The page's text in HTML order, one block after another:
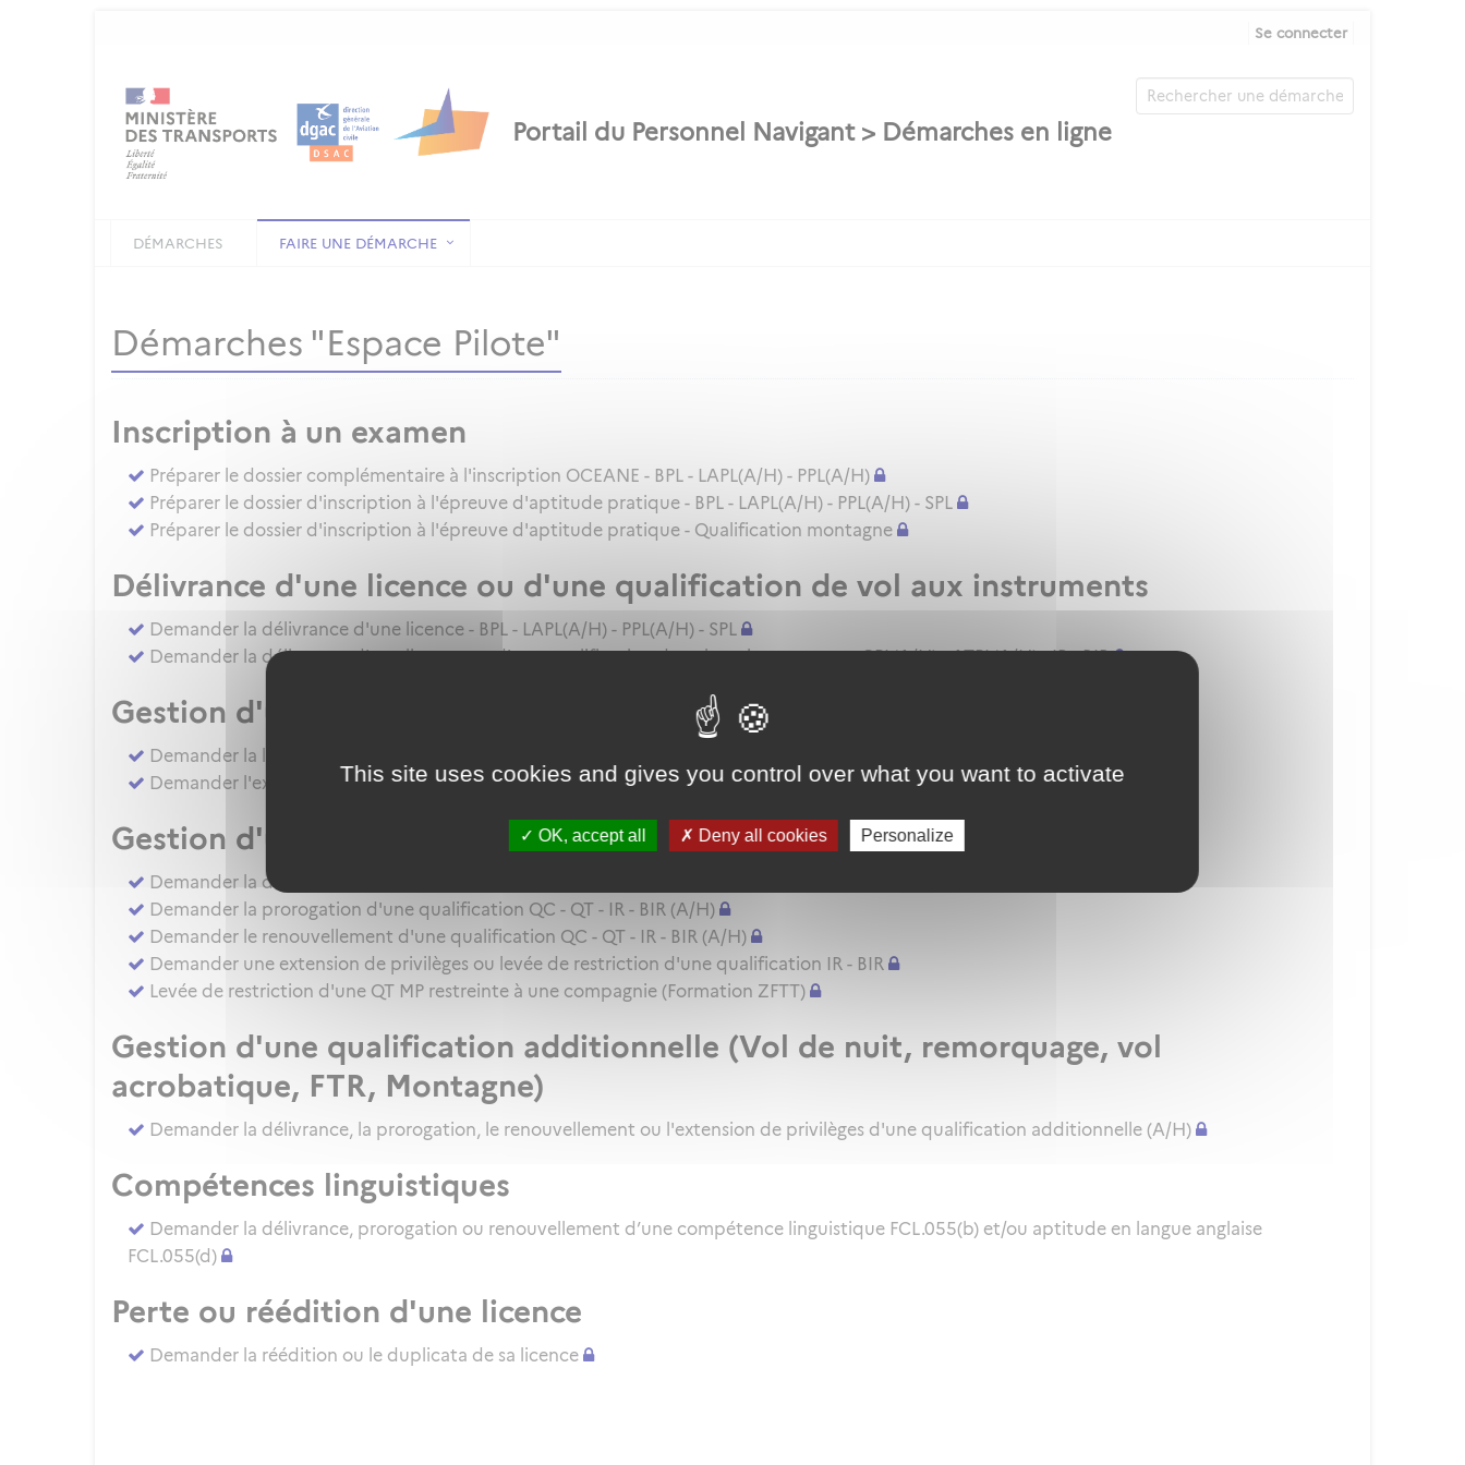
This site uses cookies and gives you control over what you want to activate
OK, accept all Deny all cookies Personalize
Se connecter
DÉMARCHES FAIRE UNE DÉMARCHE
Démarches "Espace Pilote"
Inscription à un examen
Préparer le dossier complémentaire à l'inscription OCEANE - BPL - LAPL(A/H) - PPL(A/H)
Préparer le dossier d'inscription à l'épreuve d'aptitude pratique - BPL - LAPL(A/H) - PPL(A/H) - SPL
Préparer le dossier d'inscription à l'épreuve d'aptitude pratique - Qualification montagne
Délivrance d'une licence ou d'une qualification de vol aux instruments
Demander la délivrance d'une licence - BPL - LAPL(A/H) - PPL(A/H) - SPL
Demander la délivrance d'une licence ou d'une qualification de vol aux instruments - CPL(A/H) - ATPL(A/H) - IR - BIR
Gestion d'une licence
Demander la levée de restriction d'une licence - LAPL(A) - SPL
Demander l'extension de privilèges d'une licence - BPL - SPL
Gestion d'une qualification (QC/QT/IR)
Demander la délivrance d'une QC - QT(A/H)
Demander la prorogation d'une qualification QC - QT - IR - BIR (A/H)
Demander le renouvellement d'une qualification QC - QT - IR - BIR (A/H)
Demander une extension de privilèges ou levée de restriction d'une qualification IR - BIR
Levée de restriction d'une QT MP restreinte à une compagnie (Formation ZFTT)
Gestion d'une qualification additionnelle (Vol de nuit, remorquage, vol
acrobatique, FTR, Montagne)
Demander la délivrance, la prorogation, le renouvellement ou l'extension de privilèges d'une qualification additionnelle (A/H)
Compétences linguistiques
Demander la délivrance, prorogation ou renouvellement d’une compétence linguistique FCL.055(b) et/ou aptitude en langue anglaise
FCL.055(d)
Perte ou réédition d'une licence
Demander la réédition ou le duplicata de sa licence